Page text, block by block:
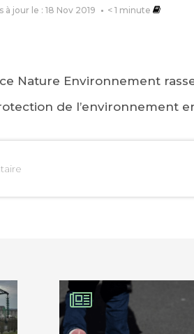
à jour le : 18 Nov 2019 < 1 minute
Nature Environnement
de l’environnement